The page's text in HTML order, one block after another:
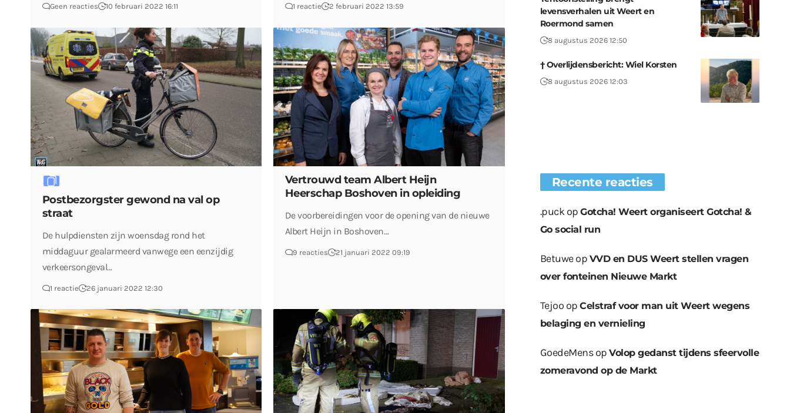
Geen reacties 10 februari 2022 16:11 1 reactie 2 februari 2022 13:59
Postbezorgster gewond na val op
straat
De hulpdiensten zijn woensdag rond het
middaguur gealarmeerd vanwege een eenzijdig
verkeersongeval…
1 reactie 26 januari 2022 12:30
Vertrouwd team Albert Heijn
Heerschap Boshoven in opleiding
De voorbereidingen voor de opening van de nieuwe
Albert Heijn in Boshoven…
9 reacties 21 januari 2022 09:19
levensverhalen uit Weert en
Roermond samen
8 augustus 2026 12:50
† Overlijdensbericht: Wiel Korsten
8 augustus 2026 12:03
Recente reacties
.puckopGotcha! Weert organiseert Gotcha! &
Go social run
Betuweop VVD en DUS Weert stellen vragen
over fonteinen Nieuwe Markt
Tejoo opCelstraf voor man uit Weert wegens
belaging en vernieling
GoedeMensopVolop gedanst tijdens sfeervolle
zomeravond op de Markt